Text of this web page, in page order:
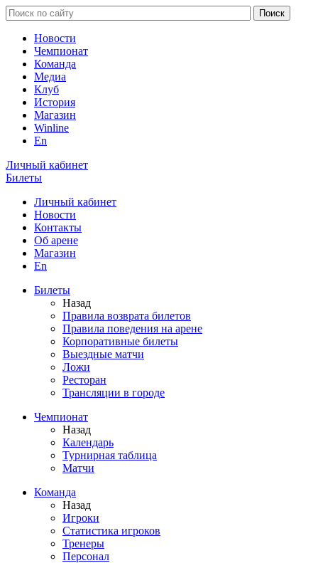
Новости
Чемпионат
Команда
Медиа
Клуб
История
Магазин
Winline
En
Личный кабинет
Билеты
Личный кабинет
Новости
Контакты
Об арене
Магазин
En
Билеты
Назад
Правила возврата билетов
Правила поведения на арене
Корпоративные билеты
Выездные матчи
Ложи
Ресторан
Трансляции в городе
Чемпионат
Назад
Календарь
Турнирная таблица
Матчи
Команда
Назад
Игроки
Статистика игроков
Тренеры
Персонал